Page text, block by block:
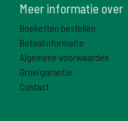
Meer informatie over
Boeketten bestellen
Betaalinformatie
Algemene voorwaarden
Groeigarantie
Contact